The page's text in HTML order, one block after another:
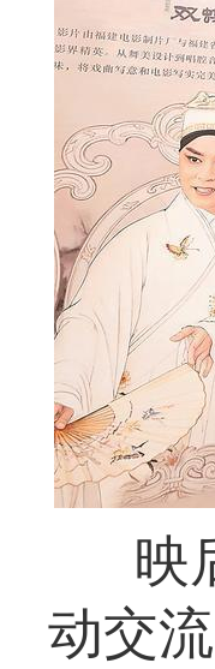
映
动交流